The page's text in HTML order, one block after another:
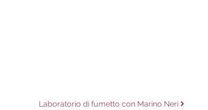
Next
Laboratorio di fumetto con Marino Neri